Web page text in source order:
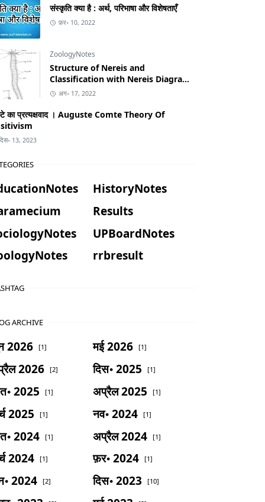
संस्कृति क्या है : अर्थ, परिभाषा और विशेषताएँ
फ़र॰ 10, 2022
ZoologyNotes
Structure of Nereis and
Classification with Nereis Diagram
in Hindi
अग॰ 17, 2022
का प्रत्यक्षवाद । Auguste Comte Theory Of
13, 2023
HistoryNotes
Results
UPBoardNotes
rrbresult
ARCHIVE
2026 [1] मई 2026 [1]
2026 [2] दिस॰ 2025 [1]
2025 [1] अप्रैल 2025 [1]
2025 [1] नव॰ 2024 [1]
2024 [1] अप्रैल 2024 [1]
2024 [1] फ़र॰ 2024 [1]
2024 [2] दिस॰ 2023 [10]